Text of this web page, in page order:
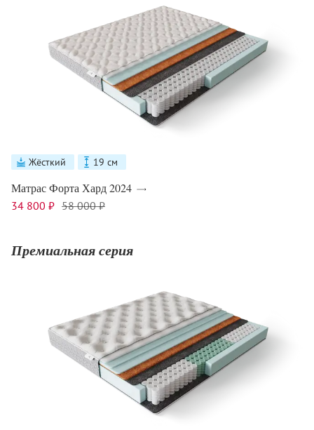
Жёсткий 19 см
Матрас Форта Хард 2024
34 800 ₽ 58 000 ₽
Премиальная серия